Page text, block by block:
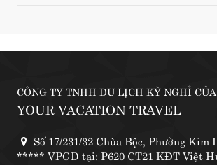
CÔNG TY TNHH DU LỊCH KỲ NGHỈ
YOUR VACATION TRAVEL
Số 17/231/32 Chùa Bộc, Phường Kim
***** VPGD tại: P620 CT21 KĐT Việt